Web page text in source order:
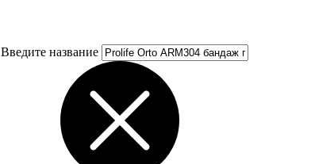
Введите название